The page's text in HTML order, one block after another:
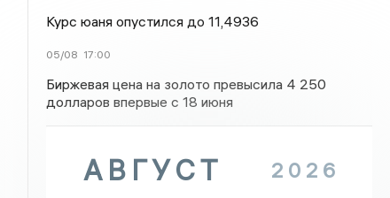
Курс юаня опустился до 11,4936
05/08 17:00
Биржевая цена на золото превысила 4 250
долларов впервые с 18 июня
АВГУСТ 2026